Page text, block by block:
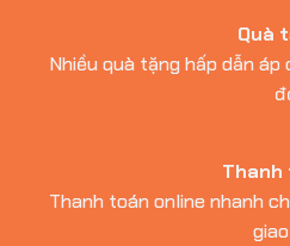
Quà
Nhiều quà tặng hấp dẫn áp
Thanh
Thanh toán online nhanh